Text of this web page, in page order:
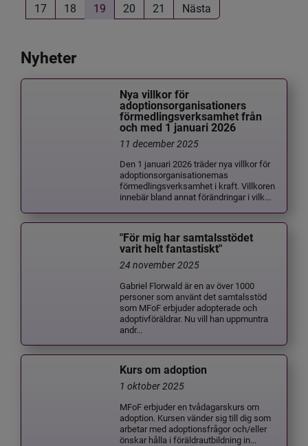
17
18 19 20 21 Nästa
Nyheter
Nya villkor för
adoptionsorganisationers
förmedlingsverksamhet från
och med 1 januari 2026
11 december 2025
Den 1 januari 2026 träder nya villkor för
adoptionsorganisationernas
förmedlingsverksamhet i kraft. Villkoren
innebär bland annat förändringar i vilk...
"För mig har samtalsstödet
varit helt fantastiskt"
24 november 2025
Gabriel Florwald är en av över 1000
personer som använt det samtalsstöd
som MFoF erbjuder adopterade och
adoptivföräldrar. Nu vill han uppmuntra
andr...
Kurs om adoption
1 oktober 2025
MFoF erbjuder en tvådagarskurs om
adoption. Kursen vänder sig till dig som
arbetar med adoptionsfrågor och/eller
önskar hålla i föräldrautbildning in...